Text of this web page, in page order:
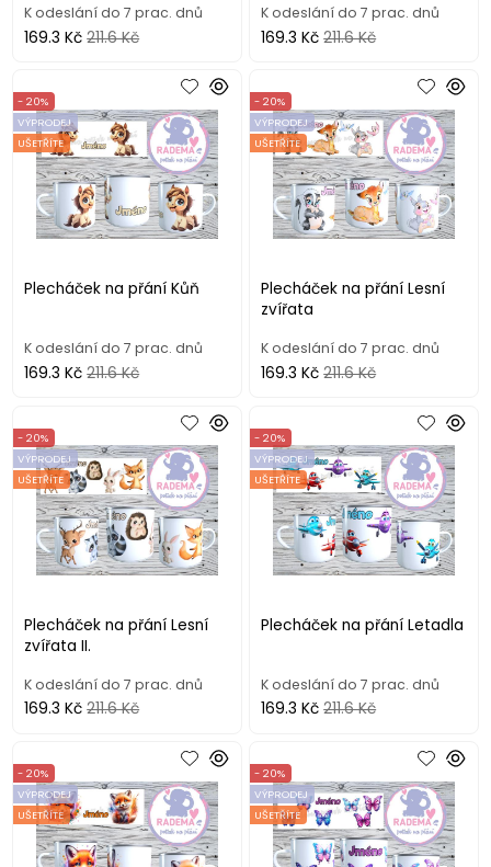
K odeslání do 7 prac. dnů
169.3 Kč 211.6 Kč
K odeslání do 7 prac. dnů
169.3 Kč 211.6 Kč
Plecháček na přání Kůň
- 20%
VÝPRODEJ
UŠETŘÍTE
K odeslání do 7 prac. dnů
169.3 Kč 211.6 Kč
Plecháček na přání Lesní
zvířata
- 20%
VÝPRODEJ
UŠETŘÍTE
K odeslání do 7 prac. dnů
169.3 Kč 211.6 Kč
Plecháček na přání Lesní
zvířata II.
- 20%
VÝPRODEJ
UŠETŘÍTE
K odeslání do 7 prac. dnů
169.3 Kč 211.6 Kč
Plecháček na přání Letadla
- 20%
VÝPRODEJ
UŠETŘÍTE
K odeslání do 7 prac. dnů
169.3 Kč 211.6 Kč
- 20%
VÝPRODEJ
UŠETŘÍTE
- 20%
VÝPRODEJ
UŠETŘÍTE